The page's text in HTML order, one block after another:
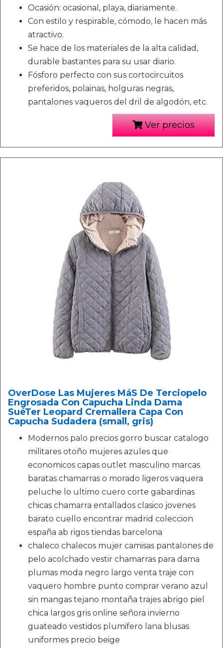
Ocasión: ocasional, playa, diariamente.
Con estilo y respirable, cómodo, le hacen más
atractivo.
Se hace de los materiales de la alta calidad,
durable bastantes para su usar diario.
Fósforo perfecto con sus cortocircuitos
preferidos, polainas, holguras negras,
pantalones vaqueros del dril de algodón, etc.
Ver precios
OverDose Las Mujeres MáS De Terciopelo
Engrosada Con Capucha Linda Dama
SuéTer Leopard Cremallera Capa Con
Capucha Sudadera (small, gris)
Modernos palo precios gorro buscar catalogo
militares otoño mujeres azules que
economicos capas outlet masculino marcas
baratas chamarras o morado ligeros vaquera
peluche lo ultimo cuero corte gabardinas
chicas chamarra entallados clasico jovenes
barato cuello encontrar madrid coleccion
españa ab rigos tiendas barcelona
chaleco chalecos mujer camisas pantalones de
pelo acolchado vestir chamarras para dama
plumas moda negro largo venta traje con
vaquero hombre punto comprar verano azul
sin mangas tejano montaña trajes abrigo piel
chica largos gris online señora invierno
guateado vestidos plumifero lana blusas
uniformes precio beige